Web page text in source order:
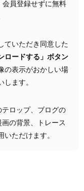
会員登録せずに無料
ていただき同意した
ロードする」ボタン
の表示がおかしい場
します。
テロップ、ブログの
の背景、トレース
ただけます。